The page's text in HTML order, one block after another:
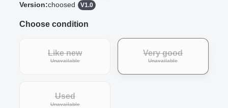
Version:choosed V1.0
Choose condition
Like new
Unavailable
Very good
Unavailable
Used
Unavailable